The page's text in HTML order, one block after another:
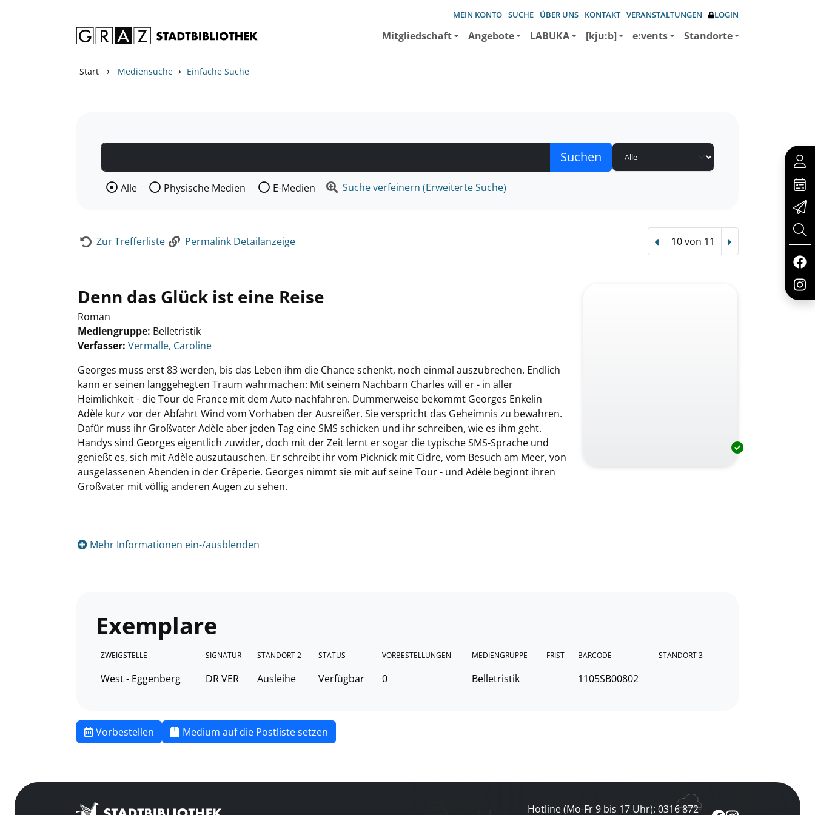
MEIN KONTO SUCHE ÜBER UNS KONTAKT VERANSTALTUNGEN LOGIN
Mitgliedschaft Angebote LABUKA [kju:b] e:vents Standorte
Start › Mediensuche › Einfache Suche
Wählen Sie die Medienart nach der Sie suchen wollen.
Alle Physische Medien E-Medien Suche verfeinern (Erweiterte Suche)
Zur Trefferliste Permalink Detailanzeige Vorheriger Treffer
10 von 11 Nächster Treffer
Denn das Glück ist eine Reise
Roman
Mediengruppe: Belletristik
Verfasser: Suche nach diesem Verfasser
Vermalle, Caroline
Georges muss erst 83 werden, bis das Leben ihm die Chance schenkt, noch einmal auszubrechen. Endlich
kann er seinen langgehegten Traum wahrmachen: Mit seinem Nachbarn Charles will er - in aller
Heimlichkeit - die Tour de France mit dem Auto nachfahren. Dummerweise bekommt Georges Enkelin
Adèle kurz vor der Abfahrt Wind vom Vorhaben der Ausreißer. Sie verspricht das Geheimnis zu bewahren.
Dafür muss ihr Großvater Adèle aber jeden Tag eine SMS schicken und ihr schreiben, wie es ihm geht.
Handys sind Georges eigentlich zuwider, doch mit der Zeit lernt er sogar die typische SMS-Sprache und
genießt es, sich mit Adèle auszutauschen. Er schreibt ihr vom Picknick mit Cidre, vom Besuch am Meer, von
ausgelassenen Abenden in der Crêperie. Georges nimmt sie mit auf seine Tour - und Adèle beginnt ihren
Großvater mit völlig anderen Augen zu sehen.
Mehr Informationen ein-/ausblenden
Exemplare
ZWEIGSTELLE SIGNATUR STANDORT 2 STATUS VORBESTELLUNGEN MEDIENGRUPPE FRIST BARCODE STANDORT 3
West - Eggenberg DR VER Ausleihe Verfügbar 0 Belletristik 1105SB00802
Vorbestellen Medium auf die Postliste setzen
Hotline (Mo-Fr 9 bis 17 Uhr): 0316 872-